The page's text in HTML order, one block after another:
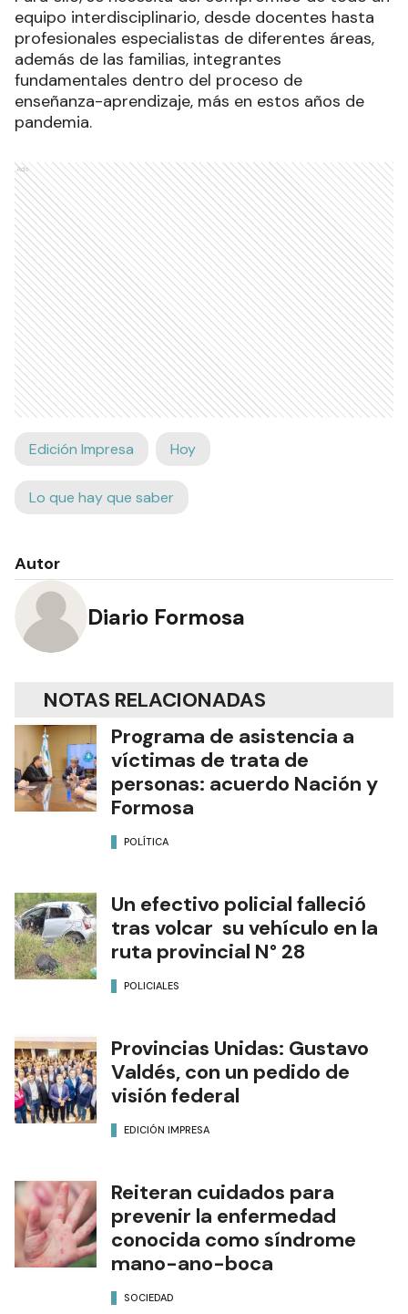
equipo interdisciplinario, desde docentes hasta
profesionales especialistas de diferentes áreas,
además de las familias, integrantes
fundamentales dentro del proceso de
enseñanza-aprendizaje, más en estos años de
pandemia.
Ads
Edición Impresa Hoy
Lo que hay que saber
Autor
Diario Formosa
NOTAS RELACIONADAS
Programa de asistencia a
víctimas de trata de
personas: acuerdo Nación y
Formosa
POLÍTICA
Un efectivo policial falleció
tras volcar su vehículo en la
ruta provincial N° 28
POLICIALES
Provincias Unidas: Gustavo
Valdés, con un pedido de
visión federal
EDICIÓN IMPRESA
Reiteran cuidados para
prevenir la enfermedad
conocida como síndrome
mano-ano-boca
SOCIEDAD